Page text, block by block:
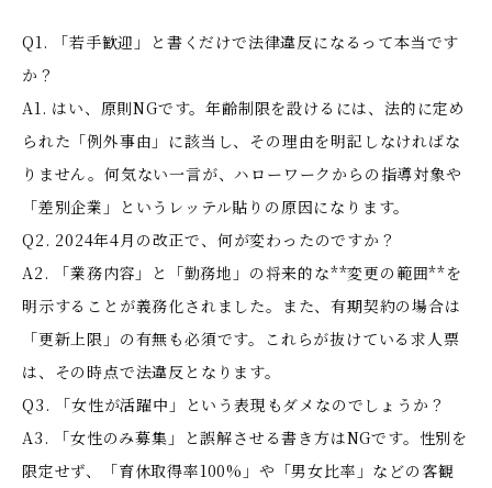
Q1. 「若手歓迎」と書くだけで法律違反になるって本当です
か？
A1. はい、原則NGです。年齢制限を設けるには、法的に定め
られた「例外事由」に該当し、その理由を明記しなければな
りません。何気ない一言が、ハローワークからの指導対象や
「差別企業」というレッテル貼りの原因になります。
Q2. 2024年4月の改正で、何が変わったのですか？
A2. 「業務内容」と「勤務地」の将来的な**変更の範囲**を
明示することが義務化されました。また、有期契約の場合は
「更新上限」の有無も必須です。これらが抜けている求人票
は、その時点で法違反となります。
Q3. 「女性が活躍中」という表現もダメなのでしょうか？
A3. 「女性のみ募集」と誤解させる書き方はNGです。性別を
限定せず、「育休取得率100%」や「男女比率」などの客観